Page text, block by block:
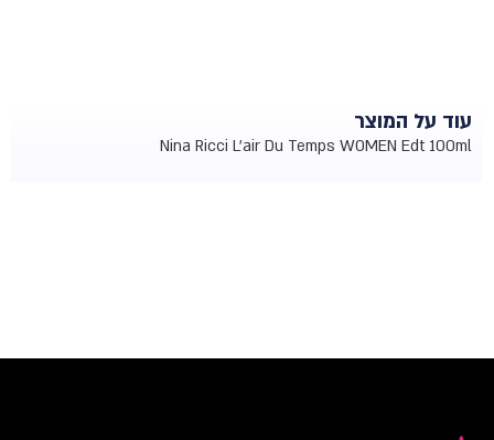
עוד על המוצר
Nina Ricci L'air Du Temps WOMEN Edt 100ml